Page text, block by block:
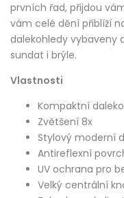
prvních řad, přijdou
vám celé dění přiblíží
dalekohledy vybaveny
sundat i brýle.
Vlastnosti
Kompaktní
Zvětšení 8x
Stylový moderní
Antireflexní
UV ochrana pro
Velký centrální